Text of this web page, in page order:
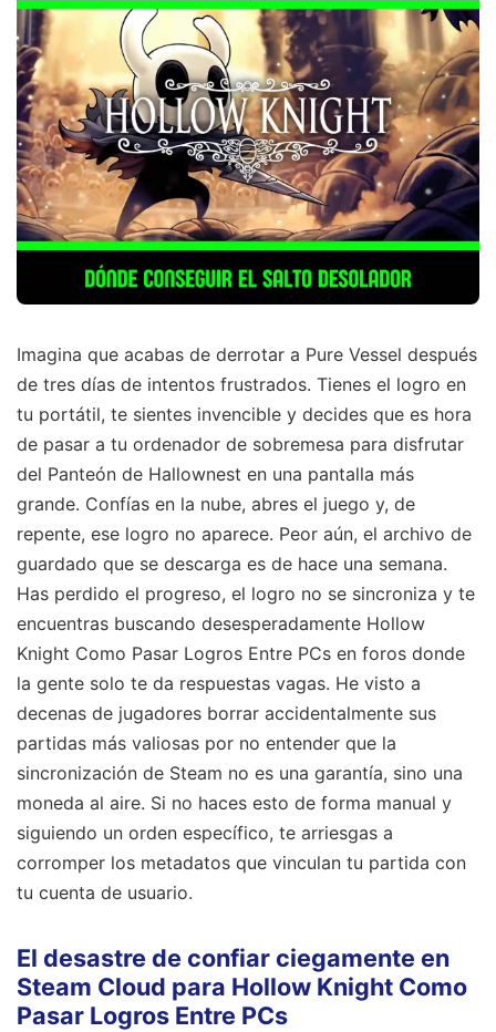
Imagina que acabas de derrotar a Pure Vessel después
de tres días de intentos frustrados. Tienes el logro en
tu portátil, te sientes invencible y decides que es hora
de pasar a tu ordenador de sobremesa para disfrutar
del Panteón de Hallownest en una pantalla más
grande. Confías en la nube, abres el juego y, de
repente, ese logro no aparece. Peor aún, el archivo de
guardado que se descarga es de hace una semana.
Has perdido el progreso, el logro no se sincroniza y te
encuentras buscando desesperadamente Hollow
Knight Como Pasar Logros Entre PCs en foros donde
la gente solo te da respuestas vagas. He visto a
decenas de jugadores borrar accidentalmente sus
partidas más valiosas por no entender que la
sincronización de Steam no es una garantía, sino una
moneda al aire. Si no haces esto de forma manual y
siguiendo un orden específico, te arriesgas a
corromper los metadatos que vinculan tu partida con
tu cuenta de usuario.
El desastre de confiar ciegamente en
Steam Cloud para Hollow Knight Como
Pasar Logros Entre PCs